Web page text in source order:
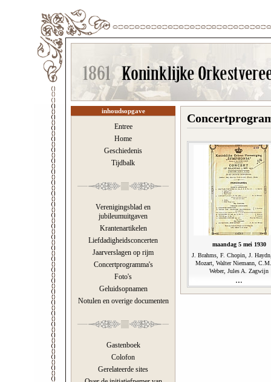
inhoudsopgave
Entree
Home
Geschiedenis
Tijdbalk
Verenigingsblad en
jubileumuitgaven
Krantenartikelen
Liefdadigheidsconcerten
Jaarverslagen op rijm
Concertprogramma's
Foto's
Geluidsopnamen
Notulen en overige documenten
Gastenboek
Colofon
Gerelateerde sites
maandag 5 mei 1930
J. Brahms, F. Chopin, J.
Mozart, Walter Niemann,
Weber, Jules A. Zagwijn